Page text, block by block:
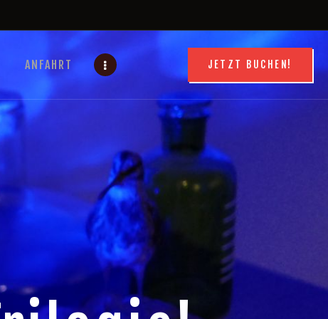
ANFAHRT JETZT BUCHEN!